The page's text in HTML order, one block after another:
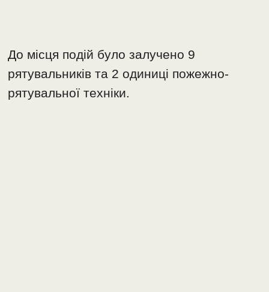
До місця подій було залучено 9
рятувальників та 2 одиниці пожежно-
рятувальної техніки.